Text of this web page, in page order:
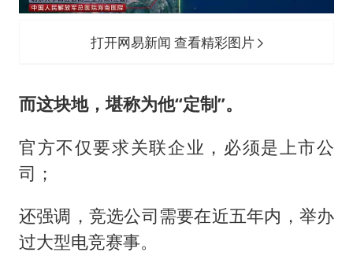
打开网易新闻 查看精彩图片
而这块地，堪称为他“定制”。
官方不仅要求关联企业，必须是上市公
司；
还强调，竞选公司需要在近五年内，举办
过大型电竞赛事。